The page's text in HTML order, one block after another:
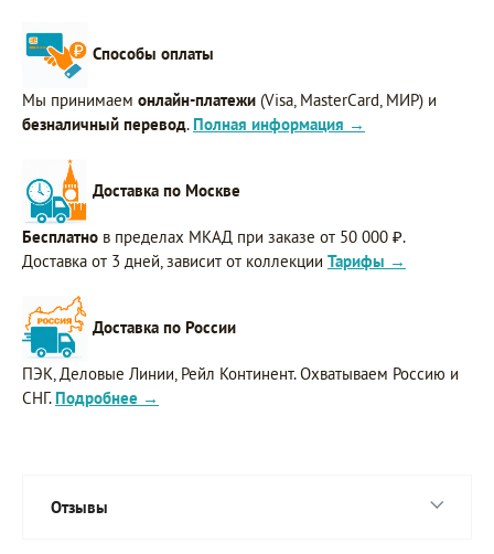
Способы оплаты
Мы принимаем онлайн-платежи (Visa, MasterCard, МИР) и
безналичный перевод. Полная информация →
Доставка по Москве
Бесплатно в пределах МКАД при заказе от 50 000 ₽.
Доставка от 3 дней, зависит от коллекции Тарифы →
Доставка по России
ПЭК, Деловые Линии, Рейл Континент. Охватываем Россию и
СНГ. Подробнее →
Отзывы